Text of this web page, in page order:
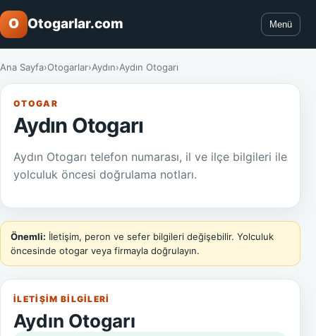
O Otogarlar.com Menü
Ana Sayfa›Otogarlar›Aydın›Aydın Otogarı
OTOGAR
Aydın Otogarı
Aydın Otogarı telefon numarası, il ve ilçe bilgileri ile
yolculuk öncesi doğrulama notları.
Önemli: İletişim, peron ve sefer bilgileri değişebilir. Yolculuk
öncesinde otogar veya firmayla doğrulayın.
İLETIŞIM BILGILERI
Aydın Otogarı